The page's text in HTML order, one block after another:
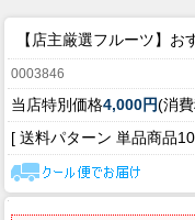
【店主厳選フルーツ】 お
0003846
当店特別価格4,000円(消
[ 送料パターン 単品商品